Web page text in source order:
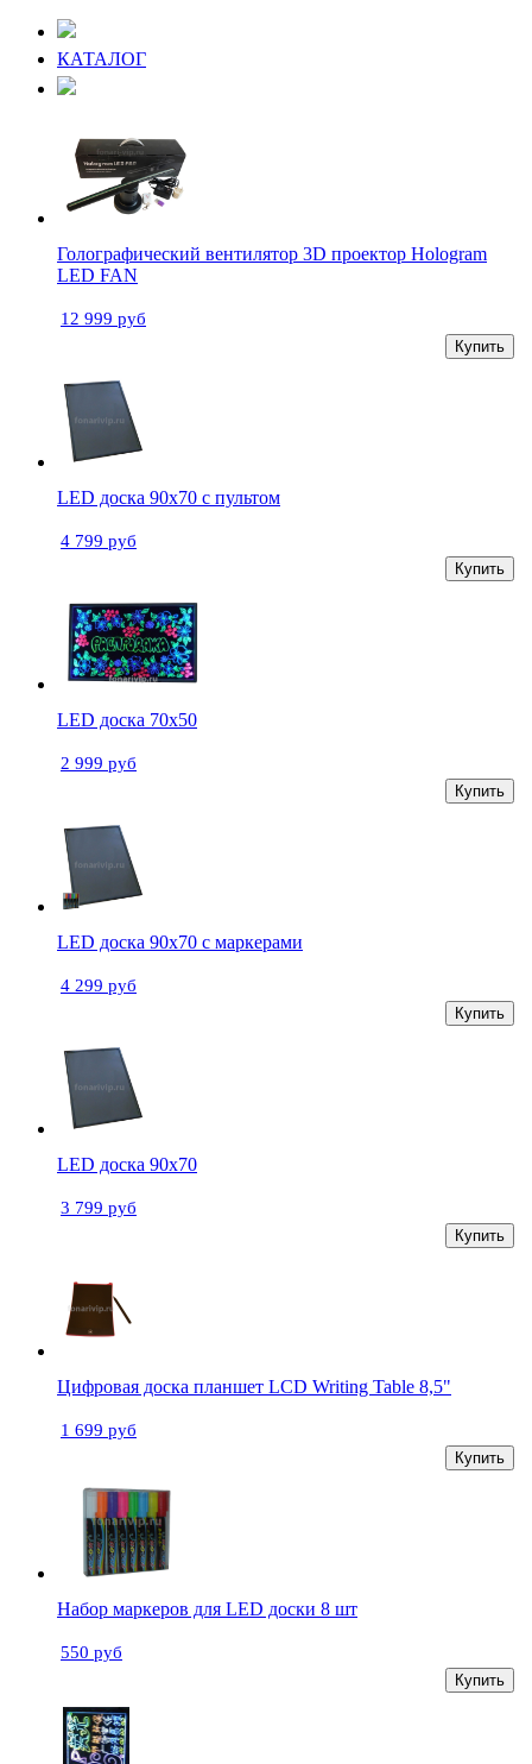
КАТАЛОГ
Голографический вентилятор 3D проектор Hologram
LED FAN
12 999 руб
Купить
LED доска 90х70 с пультом
4 799 руб
Купить
LED доска 70x50
2 999 руб
Купить
LED доска 90х70 с маркерами
4 299 руб
Купить
LED доска 90х70
3 799 руб
Купить
Цифровая доска планшет LCD Writing Table 8,5"
1 699 руб
Купить
Набор маркеров для LED доски 8 шт
550 руб
Купить